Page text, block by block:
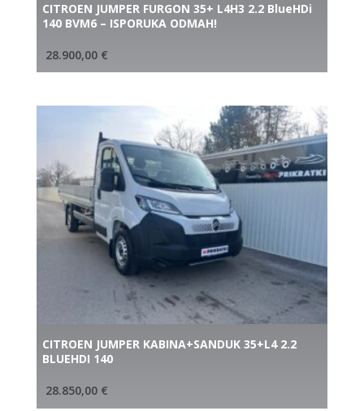
CITROEN JUMPER FURGON 35+ L4H3 2.2 BlueHDi
140 BVM6 – ISPORUKA ODMAH!
28.900,00 €
CITROEN JUMPER KABINA+SANDUK 35+L4 2.2
BLUEHDI 140
28.850,00 €